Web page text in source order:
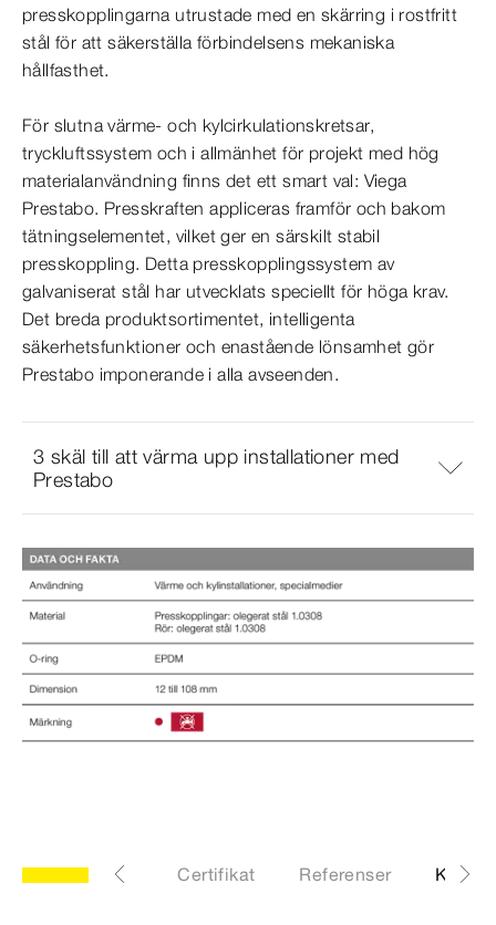
presskopplingarna utrustade med en skärring i rostfritt
stål för att säkerställa förbindelsens mekaniska
hållfasthet.
För slutna värme- och kylcirkulationskretsar,
tryckluftssystem och i allmänhet för projekt med hög
materialanvändning finns det ett smart val: Viega
Prestabo. Presskraften appliceras framför och bakom
tätningselementet, vilket ger en särskilt stabil
presskoppling. Detta presskopplingssystem av
galvaniserat stål har utvecklats speciellt för höga krav.
Det breda produktsortimentet, intelligenta
säkerhetsfunktioner och enastående lönsamhet gör
Prestabo imponerande i alla avseenden.
3 skäl till att värma upp installationer med
Prestabo
Till katalogen Certifikat Referenser